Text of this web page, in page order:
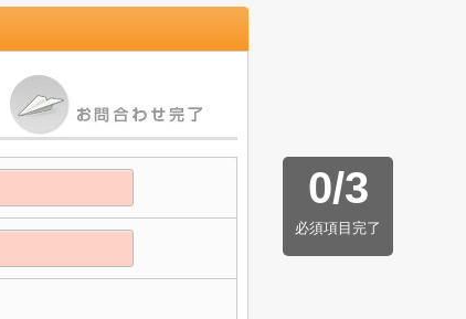
0/3
必須項目完了